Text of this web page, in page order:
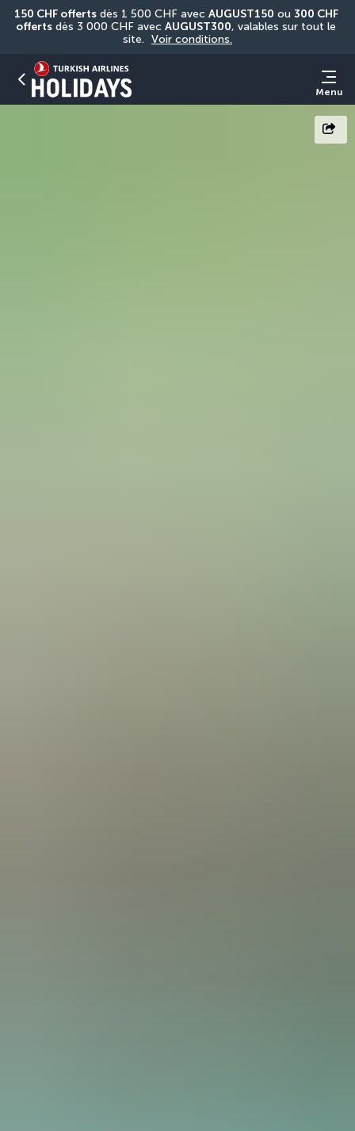
150 CHF offerts dès 1 500 CHF avec AUGUST150 ou 300 CHF
offerts dès 3 000 CHF avec AUGUST300, valables sur tout le
site. Voir conditions.
Menu